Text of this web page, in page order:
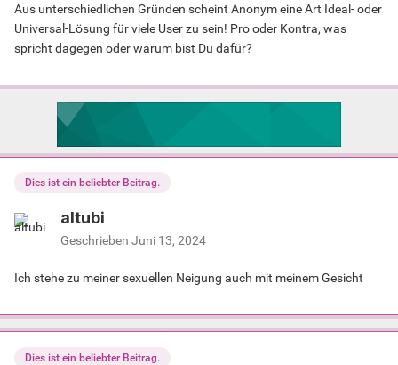
Aus unterschiedlichen Gründen scheint Anonym eine Art Ideal- oder
Universal-Lösung für viele User zu sein! Pro oder Kontra, was
spricht dagegen oder warum bist Du dafür?
Dies ist ein beliebter Beitrag.
altubi
Geschrieben Juni 13, 2024
Ich stehe zu meiner sexuellen Neigung auch mit meinem Gesicht
Dies ist ein beliebter Beitrag.